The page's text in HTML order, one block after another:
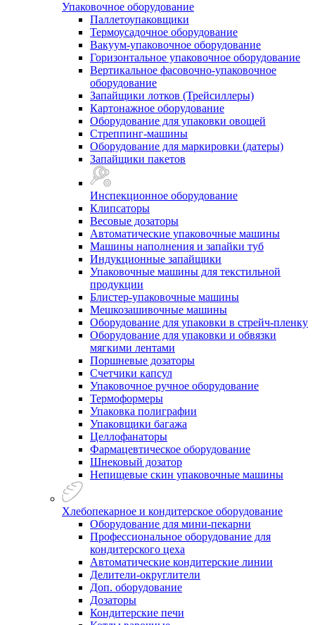
Упаковочное оборудование
Паллетоупаковщики
Термоусадочное оборудование
Вакуум-упаковочное оборудование
Горизонтальное упаковочное оборудование
Вертикальное фасовочно-упаковочное
оборудование
Запайщики лотков (Трейсиллеры)
Картонажное оборудование
Оборудование для упаковки овощей
Стреппинг-машины
Оборудование для маркировки (датеры)
Запайщики пакетов
Инспекционное оборудование
Клипсаторы
Весовые дозаторы
Автоматические упаковочные машины
Машины наполнения и запайки туб
Индукционные запайщики
Упаковочные машины для текстильной
продукции
Блистер-упаковочные машины
Мешкозашивочные машины
Оборудование для упаковки в стрейч-пленку
Оборудование для упаковки и обвязки
мягкими лентами
Поршневые дозаторы
Счетчики капсул
Упаковочное ручное оборудование
Термоформеры
Упаковка полиграфии
Упаковщики багажа
Целлофанаторы
Фармацевтическое оборудование
Шнековый дозатор
Непищевые скин упаковочные машины
Хлебопекарное и кондитерское оборудование
Оборудование для мини-пекарни
Профессиональное оборудование для
кондитерского цеха
Автоматические кондитерские линии
Делители-округлители
Доп. оборудование
Дозаторы
Кондитерские печи